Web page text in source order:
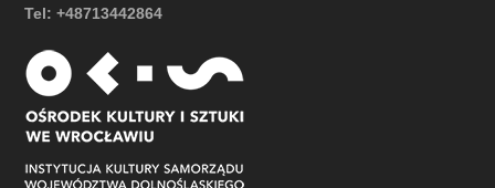
Tel: +48713442864